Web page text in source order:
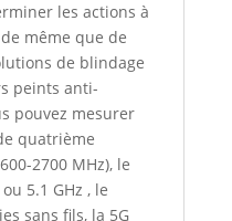
les actions à
même que de
de blindage
peints anti-
pouvez mesurer
quatrième
2700 MHz), le
5.1 GHz , le
sans fils, la 5G